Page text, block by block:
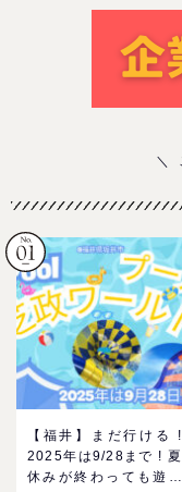
【福井】まだ行ける !
2025年は9/28まで ! 夏
休みが終わっても遊べ